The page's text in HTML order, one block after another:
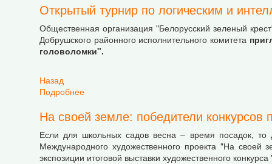
Открытый турнир по логическим и
Общественная организация "Белорусский зеленый
Добрушского районного исполнительного комитета
головоломки".
Назад
Подробнее
На своей земле: победители конкурсов
Если для школьных садов весна – время посадок, то
Международного художественного проекта "На
экспозиции итоговой выставки художественного